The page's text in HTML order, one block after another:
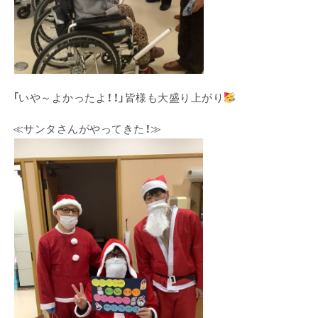
「いや～よかったよ！！」皆様も大盛り上がり
≪サンタさんがやってきた！≫